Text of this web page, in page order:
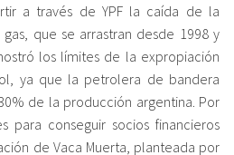
a través de YPF la caída de la
que se arrastran desde 1998 y
los límites de la expropiación
ya que la petrolera de bandera
de la producción argentina. Por
para conseguir socios financieros
de Vaca Muerta, planteada por